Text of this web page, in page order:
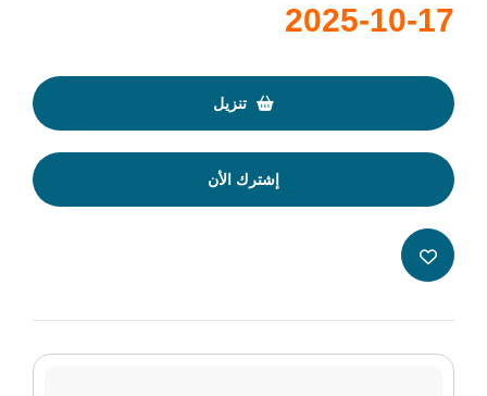
2025-10-17
تنزيل
إشترك الأن